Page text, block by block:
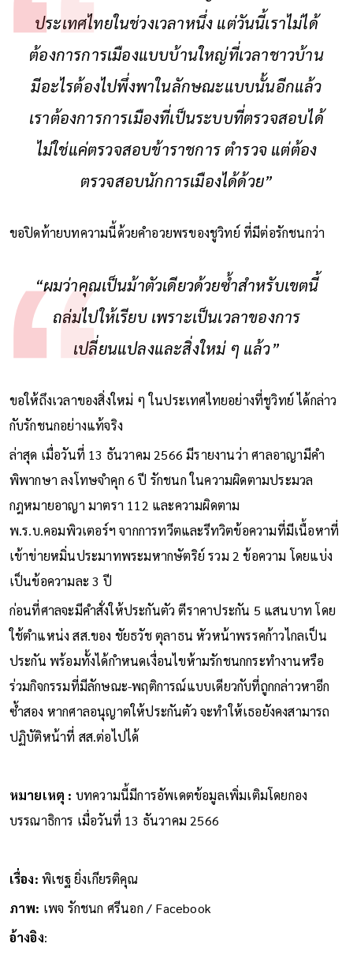
ประเทศไทยในช่วงเวลาหนึ่ง แต่วันนี้เราไม่ได้
ต้องการการเมืองแบบบ้านใหญ่ที่เวลาชาวบ้าน
มีอะไรต้องไปพึ่งพาในลักษณะแบบนั้นอีกแล้ว
เราต้องการการเมืองที่เป็นระบบที่ตรวจสอบได้
ไม่ใช่แค่ตรวจสอบข้าราชการ ตำรวจ แต่ต้อง
ตรวจสอบนักการเมืองได้ด้วย”
ขอปิดท้ายบทความนี้ด้วยคำอวยพรของชูวิทย์ ที่มีต่อรักชนกว่า
“ผมว่าคุณเป็นม้าตัวเดียวด้วยซ้ำสำหรับเขตนี้
ถล่มไปให้เรียบ เพราะเป็นเวลาของการ
เปลี่ยนแปลงและสิ่งใหม่ ๆ แล้ว”
ขอให้ถึงเวลาของสิ่งใหม่ ๆ ในประเทศไทยอย่างที่ชูวิทย์ ได้กล่าว
กับรักชนกอย่างแท้จริง
ล่าสุด เมื่อวันที่ 13 ธันวาคม 2566 มีรายงานว่า ศาลอาญามีคำ
พิพากษา ลงโทษจำคุก 6 ปี รักชนก ในความผิดตามประมวล
กฎหมายอาญา มาตรา 112 และความผิดตาม
พ.ร.บ.คอมพิวเตอร์ฯ จากการทวีตและรีทวิตข้อความที่มีเนื้อหาที่
เข้าข่ายหมิ่นประมาทพระมหากษัตริย์ รวม 2 ข้อความ โดยแบ่ง
เป็นข้อความละ 3 ปี
ก่อนที่ศาลจะมีคำสั่งให้ประกันตัว ตีราคาประกัน 5 แสนบาท โดย
ใช้ตำแหน่ง สส.ของ ชัยธวัช ตุลาธน หัวหน้าพรรคก้าวไกลเป็น
ประกัน พร้อมทั้งได้กำหนดเงื่อนไขห้ามรักชนกกระทำงานหรือ
ร่วมกิจกรรมที่มีลักษณะ-พฤติการณ์แบบเดียวกับที่ถูกกล่าวหาอีก
ซ้ำสอง หากศาลอนุญาตให้ประกันตัว จะทำให้เธอยังคงสามารถ
ปฏิบัติหน้าที่ สส.ต่อไปได้
หมายเหตุ : บทความนี้มีการอัพเดตข้อมูลเพิ่มเติมโดยกอง
บรรณาธิการ เมื่อวันที่ 13 ธันวาคม 2566
เรื่อง: พิเชฐ ยิ่งเกียรติคุณ
ภาพ: เพจ รักชนก ศรีนอก / Facebook
อ้างอิง: